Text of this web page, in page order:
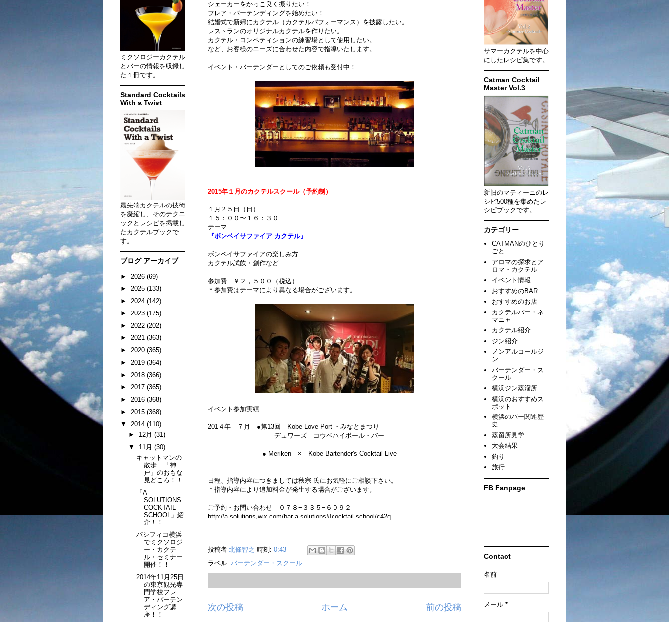
シェーカーをかっこ良く振りたい！
フレア・バーテンディングを始めたい！
結婚式で新婦にカクテル（カクテルパフォーマンス）を披露したい。
レストランのオリジナルカクテルを作りたい。
カクテル・コンペティションの練習場として使用したい。
など、お客様のニーズに合わせた内容で指導いたします。
イベント・バーテンダーとしてのご依頼も受付中！
2015年１月のカクテルスクール（予約制）
１月２５日（日）
１５：００〜１６：３０
テーマ
『ボンベイサファイア カクテル』
ボンベイサファイアの楽しみ方
カクテル試飲・創作など
参加費 ￥２，５００（税込）
＊参加費はテーマにより異なる場合がございます。
イベント参加実績
201４年 ７月 ●第13回 Kobe Love Port ・みなとまつり
デュワーズ コウベハイボール・バー
● Meriken × Kobe Bartender's Cocktail Live
日程、指導内容につきましては秋宗 氏にお気軽にご相談下さい。
＊指導内容により追加料金が発生する場合がございます。
ご予約・お問い合わせ ０７８−３３５−６０９２
http://a-solutions,wix.com/bar-a-solutions#!cocktail-school/c42q
投稿者 北條智之 時刻: 0:43
ラベル: バーテンダー・スクール
次の投稿 前の投稿
ホーム
ミクソロジーカクテル
とバーの情報を収録し
た１冊です。
Standard Cocktails
With a Twist
最先端カクテルの技術
を凝縮し、そのテクニ
ックとレシピを掲載し
たカクテルブックで
す。
ブログ アーカイブ
► 2026 (69)
► 2025 (133)
► 2024 (142)
► 2023 (175)
► 2022 (202)
► 2021 (363)
► 2020 (365)
► 2019 (364)
► 2018 (366)
► 2017 (365)
► 2016 (368)
► 2015 (368)
▼ 2014 (110)
► 12月 (31)
▼ 11月 (30)
キャットマンの
散歩 「神
戸」のおもな
見どころ！！
「A-
SOLUTIONS
COCKTAIL
SCHOOL」紹
介！！
パシフィコ横浜
でミクソロジ
ー・カクテ
ル・セミナー
開催！！
2014年11月25日
の東京観光専
門学校フレ
ア・バーテン
ディング講
座！！
サマーカクテルを中心
にしたレシピ集です。
Catman Cocktail
Master Vol.3
新旧のマティーニのレ
シピ500種を集めたレ
シピブックです。
カテゴリー
CATMANのひとり
ごと
アロマの探求とア
ロマ・カクテル
イベント情報
おすすめのBAR
おすすめのお店
カクテルバー・ネ
マニャ
カクテル紹介
ジン紹介
ノンアルコールジ
ン
バーテンダー・ス
クール
横浜ジン蒸溜所
横浜のおすすめス
ポット
横浜のバー関連歴
史
蒸留所見学
大会結果
釣り
旅行
FB Fanpage
Contact
名前
メール *